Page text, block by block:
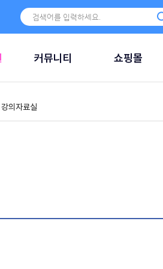
커뮤니티 쇼핑몰
강의자료실